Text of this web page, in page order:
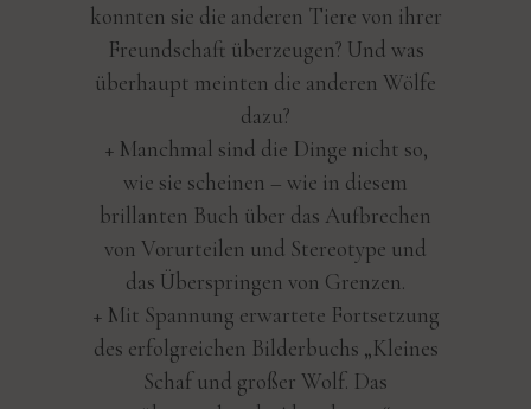
konnten sie die anderen Tiere von ihrer
Freundschaft überzeugen? Und was
überhaupt meinten die anderen Wölfe
dazu?
+ Manchmal sind die Dinge nicht so,
wie sie scheinen – wie in diesem
brillanten Buch über das Aufbrechen
von Vorurteilen und Stereotype und
das Überspringen von Grenzen.
+ Mit Spannung erwartete Fortsetzung
des erfolgreichen Bilderbuchs „Kleines
Schaf und großer Wolf. Das